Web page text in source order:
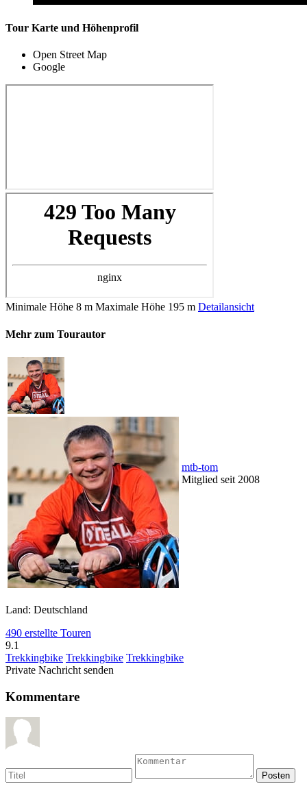
Tour Karte und Höhenprofil
Open Street Map
Google
Minimale Höhe 8 m Maximale Höhe 195 m Detailansicht
Mehr zum Tourautor
mtb-tom
Mitglied seit 2008
Land: Deutschland
490 erstellte Touren
9.1
Trekkingbike Trekkingbike Trekkingbike
Private Nachricht senden
Kommentare